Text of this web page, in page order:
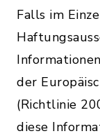
Falls im
der
(Richtlinie
diese